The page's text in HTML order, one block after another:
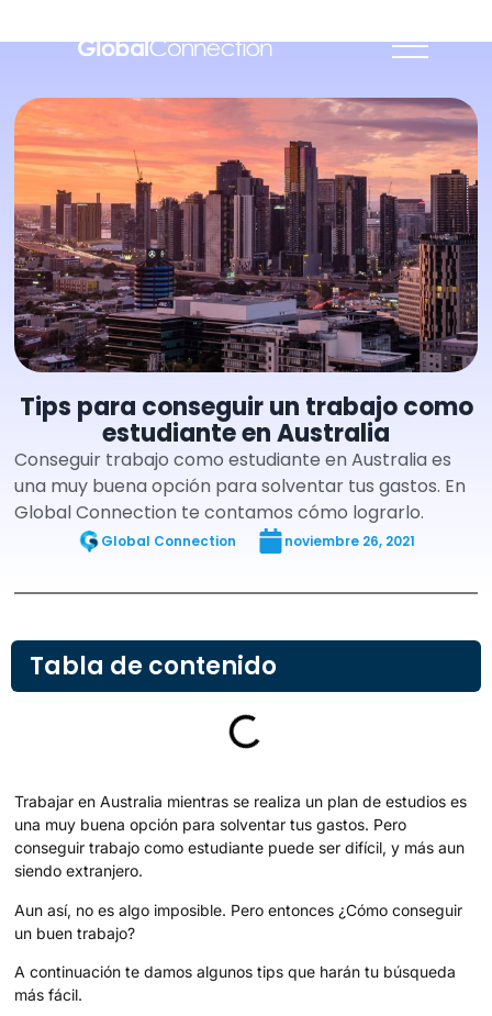
Tips para conseguir un trabajo como
estudiante en Australia
Conseguir trabajo como estudiante en Australia es
una muy buena opción para solventar tus gastos. En
Global Connection te contamos cómo lograrlo.
Global Connection noviembre 26, 2021
Tabla de contenido
Trabajar en Australia mientras se realiza un plan de estudios es
una muy buena opción para solventar tus gastos. Pero
conseguir trabajo como estudiante puede ser difícil, y más aun
siendo extranjero.
Aun así, no es algo imposible. Pero entonces ¿Cómo conseguir
un buen trabajo?
A continuación te damos algunos tips que harán tu búsqueda
más fácil.